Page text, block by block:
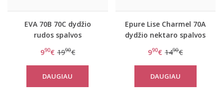
EVA 70B 70C dydžio
rudos spalvos
407571
990€ 1990€
DAUGIAU
Epure Lise Charmel 70A
dydžio nektaro spalvos
Revelation Beaute
Nectar
990€ 1490€
DAUGIAU